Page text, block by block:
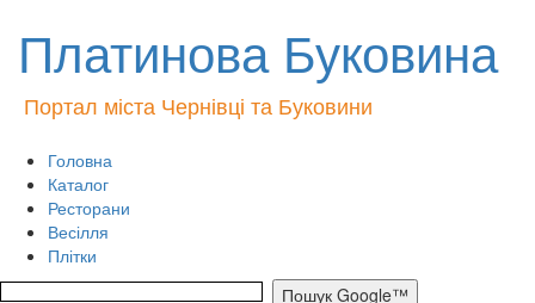
Платинова Буковина
Портал міста Чернівці та Буковини
Головна
Каталог
Ресторани
Весілля
Плітки